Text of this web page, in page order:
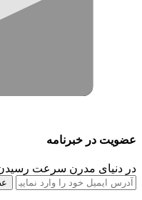
عضویت در خبرنامه
در دنیای مدرن سرعت رسیدن